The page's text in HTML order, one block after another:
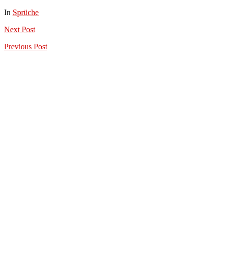
In Sprüche
Next Post
Previous Post